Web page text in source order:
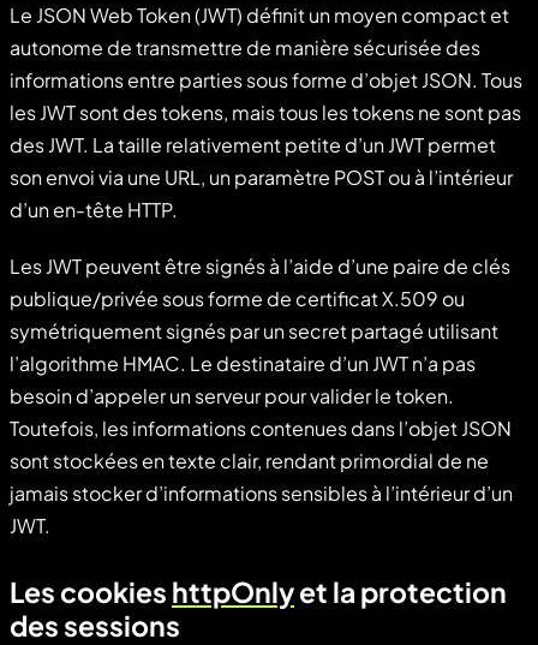
Le JSON Web Token (JWT) définit un moyen compact et
autonome de transmettre de manière sécurisée des
informations entre parties sous forme d’objet JSON. Tous
les JWT sont des tokens, mais tous les tokens ne sont pas
des JWT. La taille relativement petite d’un JWT permet
son envoi via une URL, un paramètre POST ou à l’intérieur
d’un en-tête HTTP.
Les JWT peuvent être signés à l’aide d’une paire de clés
publique/privée sous forme de certificat X.509 ou
symétriquement signés par un secret partagé utilisant
l’algorithme HMAC. Le destinataire d’un JWT n’a pas
besoin d’appeler un serveur pour valider le token.
Toutefois, les informations contenues dans l’objet JSON
sont stockées en texte clair, rendant primordial de ne
jamais stocker d’informations sensibles à l’intérieur d’un
JWT.
Les cookies httpOnlyet la protection
des sessions